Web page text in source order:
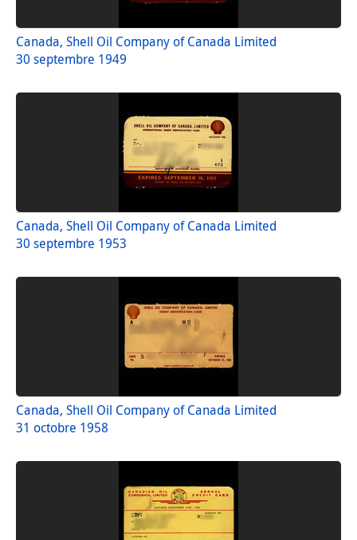
Canada, Shell Oil Company of Canada Limited
30 septembre 1949
Canada, Shell Oil Company of Canada Limited
30 septembre 1953
Canada, Shell Oil Company of Canada Limited
31 octobre 1958